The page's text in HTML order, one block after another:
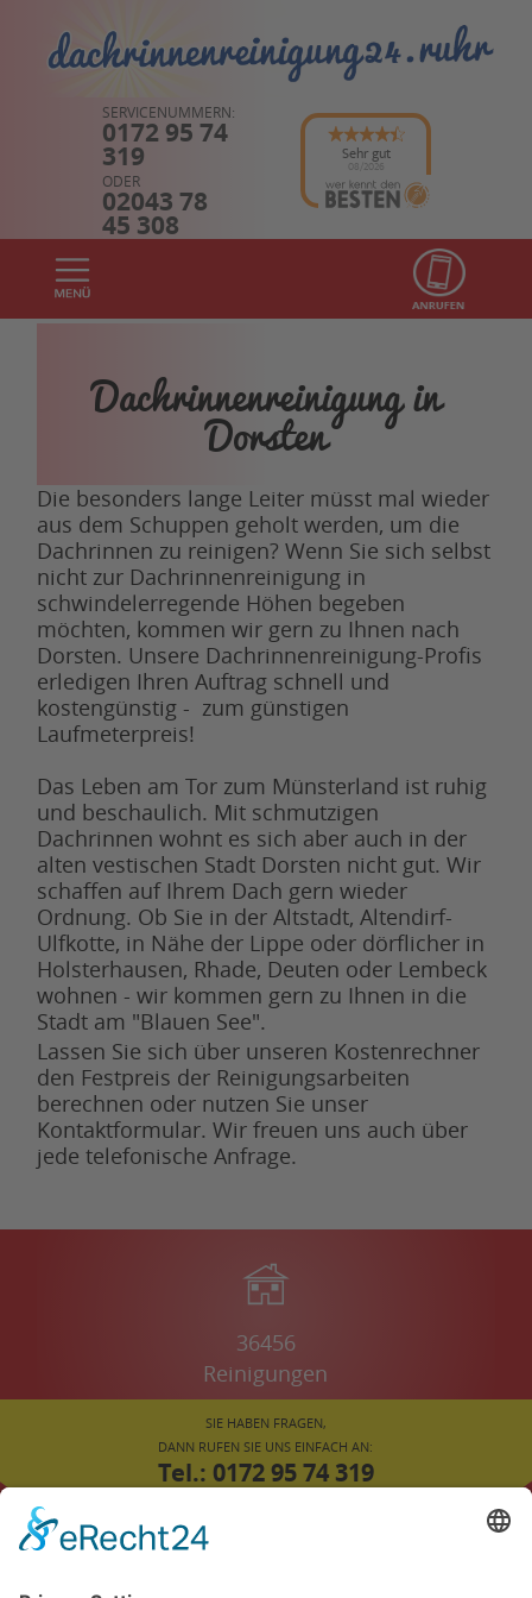
SERVICENUMMERN:
0172 95 74
319
ODER
02043 78
45 308
Sehr gut
08/2026
Dachrinnenreinigung in
Dorsten
Die besonders lange Leiter müsst mal wieder
aus dem Schuppen geholt werden, um die
Dachrinnen zu reinigen? Wenn Sie sich selbst
nicht zur Dachrinnenreinigung in
schwindelerregende Höhen begeben
möchten, kommen wir gern zu Ihnen nach
Dorsten. Unsere Dachrinnenreinigung-Profis
erledigen Ihren Auftrag schnell und
kostengünstig - zum günstigen
Laufmeterpreis!
Das Leben am Tor zum Münsterland ist ruhig
und beschaulich. Mit schmutzigen
Dachrinnen wohnt es sich aber auch in der
alten vestischen Stadt Dorsten nicht gut. Wir
schaffen auf Ihrem Dach gern wieder
Ordnung. Ob Sie in der Altstadt, Altendirf-
Ulfkotte, in Nähe der Lippe oder dörflicher in
Holsterhausen, Rhade, Deuten oder Lembeck
wohnen - wir kommen gern zu Ihnen in die
Stadt am "Blauen See".
Lassen Sie sich über unseren Kostenrechner
den Festpreis der Reinigungsarbeiten
berechnen oder nutzen Sie unser
Kontaktformular. Wir freuen uns auch über
jede telefonische Anfrage.
36456
Reinigungen
SIE HABEN FRAGEN,
DANN RUFEN SIE UNS EINFACH AN:
Tel.: 0172 95 74 319